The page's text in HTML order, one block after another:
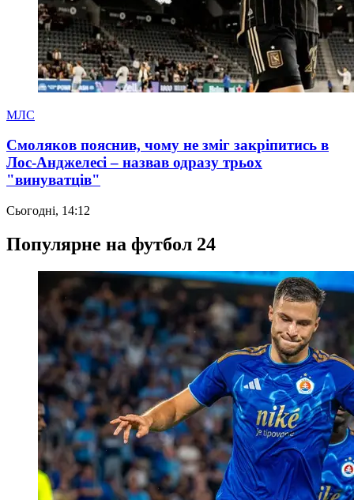
МЛС
Смоляков пояснив, чому не зміг закріпитись в
Лос-Анджелесі – назвав одразу трьох
"винуватців"
Сьогодні, 14:12
Популярне на футбол 24